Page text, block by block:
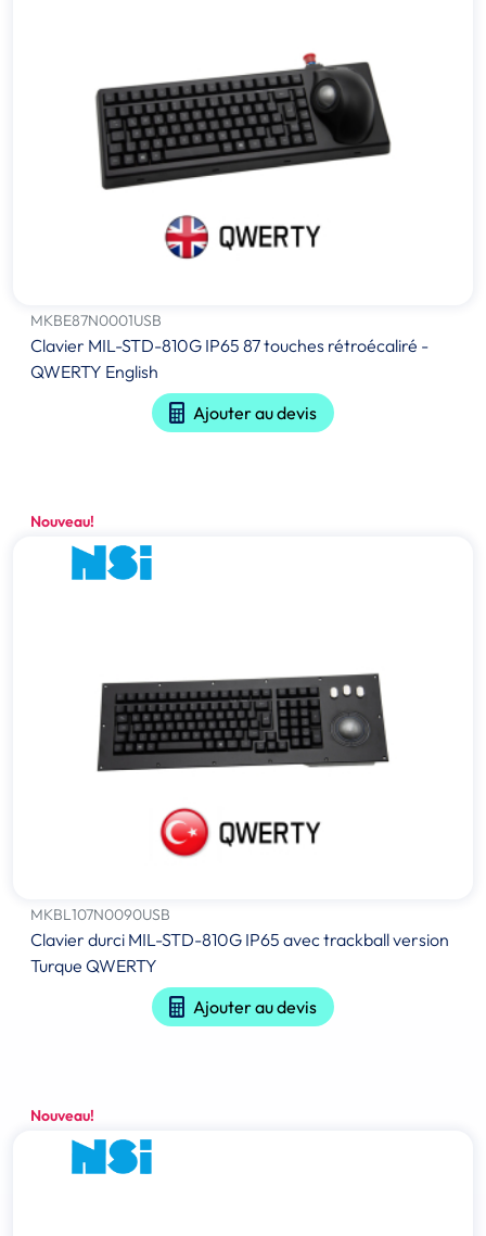
MKBE87N0001USB
Clavier MIL-STD-810G IP65 87 touches rétroécaliré -
QWERTY English
Ajouter au devis
Nouveau!
MKBL107N0090USB
Clavier durci MIL-STD-810G IP65 avec trackball version
Turque QWERTY
Ajouter au devis
Nouveau!